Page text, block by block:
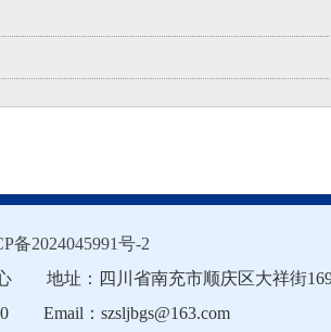
备2024045991号-2
地址：四川省南充市顺庆区大祥街
Email：szsljbgs@163.com